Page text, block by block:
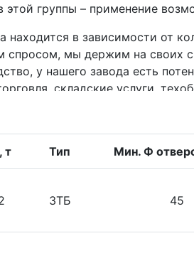
этой группы – применение
находится в зависимости от
мы держим на своих
у нашего завода есть
складские услуги,
ведомства генерация и
т Тип Мин. Ф
ЗТБ 45